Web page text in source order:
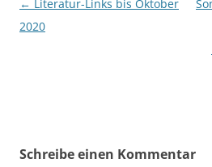
Beitragsnavigation
← Literatur-Links bis Oktober
2020
Schreibe einen Kommentar